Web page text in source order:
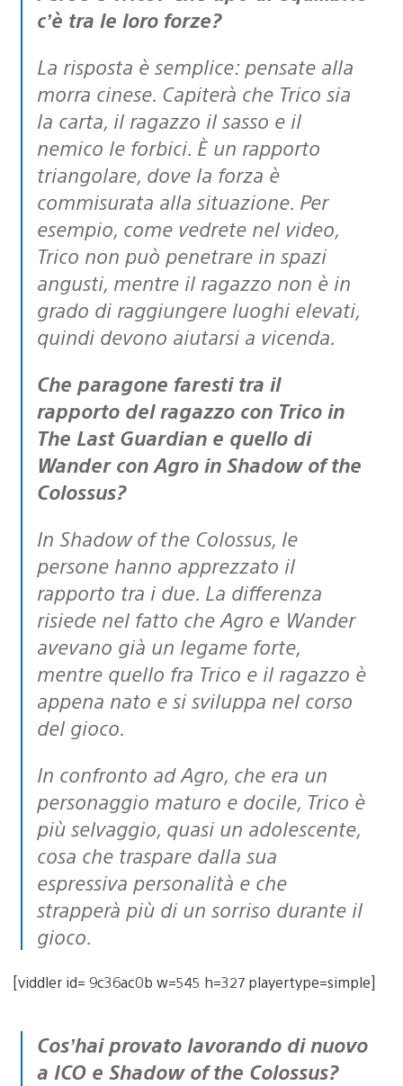
c’è tra le loro forze?
La risposta è semplice: pensate alla
morra cinese. Capiterà che Trico sia
la carta, il ragazzo il sasso e il
nemico le forbici. È un rapporto
triangolare, dove la forza è
commisurata alla situazione. Per
esempio, come vedrete nel video,
Trico non può penetrare in spazi
angusti, mentre il ragazzo non è in
grado di raggiungere luoghi elevati,
quindi devono aiutarsi a vicenda.
Che paragone faresti tra il
rapporto del ragazzo con Trico in
The Last Guardian e quello di
Wander con Agro in Shadow of the
Colossus?
In Shadow of the Colossus, le
persone hanno apprezzato il
rapporto tra i due. La differenza
risiede nel fatto che Agro e Wander
avevano già un legame forte,
mentre quello fra Trico e il ragazzo è
appena nato e si sviluppa nel corso
del gioco.
In confronto ad Agro, che era un
personaggio maturo e docile, Trico è
più selvaggio, quasi un adolescente,
cosa che traspare dalla sua
espressiva personalità e che
strapperà più di un sorriso durante il
gioco.
[viddler id= 9c36ac0b w=545 h=327 playertype=simple]
Cos’hai provato lavorando di nuovo
a ICO e Shadow of the Colossus?